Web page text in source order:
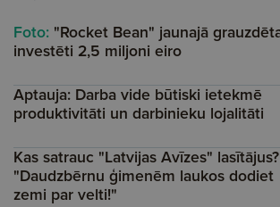
Foto: "Rocket Bean" jaunajā
investēti 2,5 miljoni eiro
Aptauja: Darba vide būtiski ietekmē
produktivitāti un darbinieku lojalitāti
Kas satrauc "Latvijas Avīzes" lasītājus?
"Daudzbērnu ģimenēm laukos dodiet
zemi par velti!"